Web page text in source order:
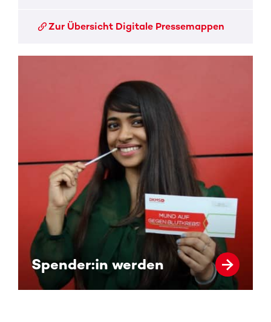
Zur Übersicht Digitale Pressemappen
Spender:in werden